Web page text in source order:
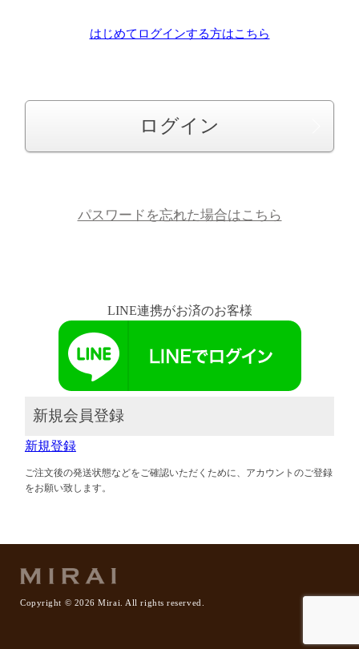
はじめてログインする方はこちら
ログイン
パスワードを忘れた場合はこちら
LINE連携がお済のお客様
新規会員登録
新規登録
ご注文後の発送状態などをご確認いただくために、アカウントのご登録
をお願い致します。
Copyright © 2026 Mirai. All rights reserved.